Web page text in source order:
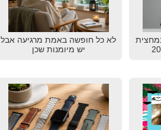
במחצית
לא כל חופשה באמת מרגיעה אבל
יש מיומנות שכן